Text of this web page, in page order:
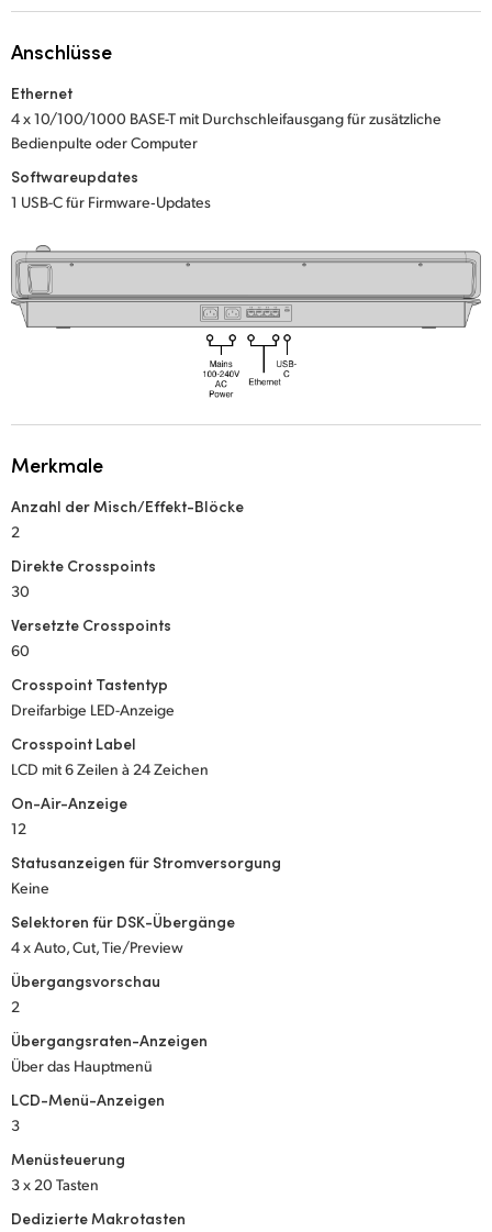
Malaysia
Netherlands
Norway
Poland
Portugal
Singapore
UAE
Ukraine
United States
Anschlüsse
Ethernet
4 x 10/100/1000 BASE-T mit Durchschleifausgang für zusätzliche
Bedienpulte oder Computer
Softwareupdates
1 USB-C für Firmware‑Updates
Merkmale
Anzahl der Misch/Effekt-Blöcke
2
Direkte Crosspoints
30
Versetzte Crosspoints
60
Crosspoint Tastentyp
Dreifarbige LED-Anzeige
Crosspoint Label
LCD mit 6 Zeilen à 24 Zeichen
On-Air-Anzeige
12
Statusanzeigen für Stromversorgung
Keine
Selektoren für DSK-Übergänge
4 x Auto, Cut, Tie/Preview
Übergangsvorschau
2
Übergangsraten-Anzeigen
Über das Hauptmenü
LCD-Menü-Anzeigen
3
Menüsteuerung
3 x 20 Tasten
Dedizierte Makrotasten